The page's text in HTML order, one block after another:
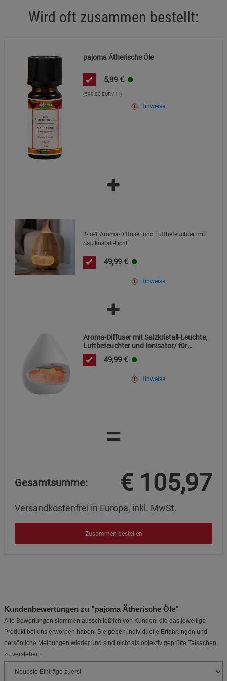
Spezifische Vorsichtsmaßnahmen: Kontakt mit Haut und
Wird oft zusammen bestellt:
pajoma Ätherische Öle
5,99 €
(599,00 EUR / 1 l)
Hinweise
3-in-1 Aroma-Diffuser und Luftbefeuchter mit
Salzkristall-Licht
49,99 €
Hinweise
Aroma-Diffuser mit Salzkristall-Leuchte,
Luftbefeuchter und Ionisator/ für
ätherische Öle
49,99 €
Hinweise
=
Gesamtsumme: € 105,97
Versandkostenfrei in Europa, inkl. MwSt.
Zusammen bestellen
Kundenbewertungen zu "pajoma Ätherische Öle"
Alle Bewertungen stammen ausschließlich von Kunden, die das jeweilige
Produkt bei uns erworben haben. Sie geben individuelle Erfahrungen und
persönliche Meinungen wieder und sind nicht als objektiv geprüfte Tatsachen
zu verstehen.